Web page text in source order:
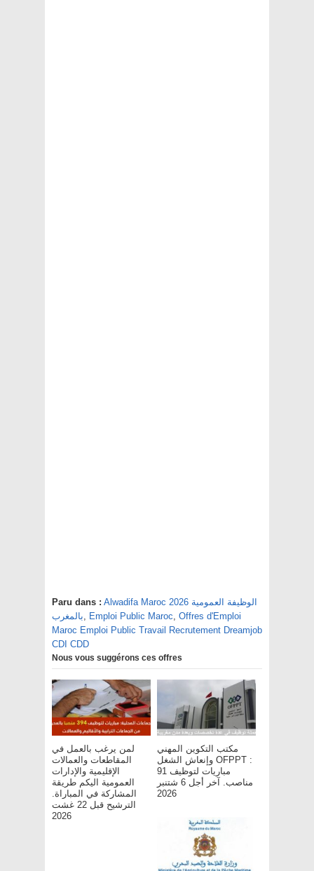
Paru dans : Alwadifa Maroc 2026 الوظيفة العمومية
بالمغرب, Emploi Public Maroc, Offres d'Emploi
Maroc Emploi Public Travail Recrutement Dreamjob
CDI CDD
Nous vous suggérons ces offres
لمن يرغب بالعمل في
المقاطعات والعمالات
الإقليمية والإدارات
العمومية اليكم طريقة
المشاركة في المباراة.
الترشيح قبل 22 غشت
2026
مكتب التكوين المهني
وإنعاش الشغل OFPPT :
مباريات لتوظيف 91
مناصب. آخر أجل 6 شتنبر
2026